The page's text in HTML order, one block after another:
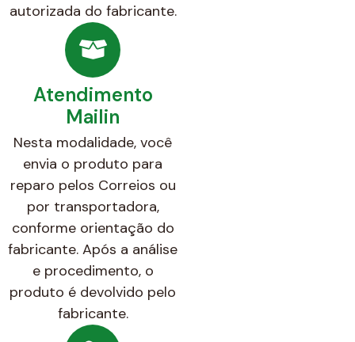
autorizada do fabricante.
Atendimento
Mailin
Nesta modalidade, você
envia o produto para
reparo pelos Correios ou
por transportadora,
conforme orientação do
fabricante. Após a análise
e procedimento, o
produto é devolvido pelo
fabricante.